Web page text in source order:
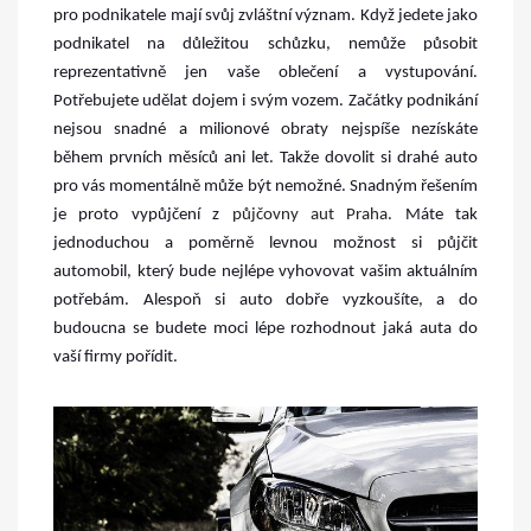
pro podnikatele mají svůj zvláštní význam. Když jedete jako
podnikatel na důležitou schůzku, nemůže působit
reprezentativně jen vaše oblečení a vystupování.
Potřebujete udělat dojem i svým vozem. Začátky podnikání
nejsou snadné a milionové obraty nejspíše nezískáte
během prvních měsíců ani let. Takže dovolit si drahé auto
pro vás momentálně může být nemožné. Snadným řešením
je proto vypůjčení z půjčovny aut Praha. Máte tak
jednoduchou a poměrně levnou možnost si půjčit
automobil, který bude nejlépe vyhovovat vašim aktuálním
potřebám. Alespoň si auto dobře vyzkoušíte, a do
budoucna se budete moci lépe rozhodnout jaká auta do
vaší firmy pořídit.